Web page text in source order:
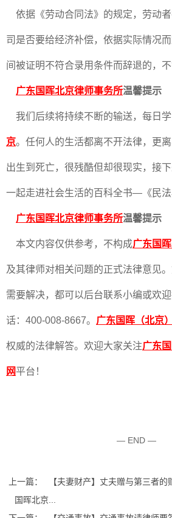
依据《劳动合同法》的规定，劳动
司是否要给经济补偿，依据实际情况
间被证明不符合录用条件而辞退的，不
广东国晖北京律师事务所温馨提示
我们后续将持续不断的输送，每日
京。任何人的生活都离不开法律，更
出生到死亡，很残酷但却很现实，接
一起走进社会生活的百科全书—《民法
广东国晖北京律师事务所温馨提示
本文内容仅供参考，不构成广东国
及其律师对相关问题的正式法律意见
需要解决，都可以后台联系小编或欢
话：400-008-8667。 广东国晖（北京
权威的法律解答。欢迎大家关注广东
网平台！
— END —
上一篇：
【夫妻财产】丈夫赠与第三者
国晖北京...